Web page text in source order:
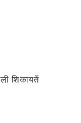
शिकायतें